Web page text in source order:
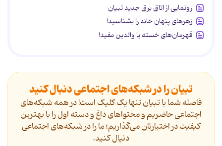
رونمایی از اتاق برق جدید تبیان
زهرهای پنهان خانه را بشناسید!
قهرمان‌های خسته یا والدین مفید!
تبیان را در شبکه‌های اجتماعی دنبال کنید
فاصله شما با تبیان تنها یک کلیک است! در همه شبکه‌های
اجتماعی حاضریم و محتواهای داغ و دسته اول را با بهترین
کیفیت در اختیارتان می‌گذاریم؛ ما را در شبکه‌های اجتماعی
دنیال کنید.